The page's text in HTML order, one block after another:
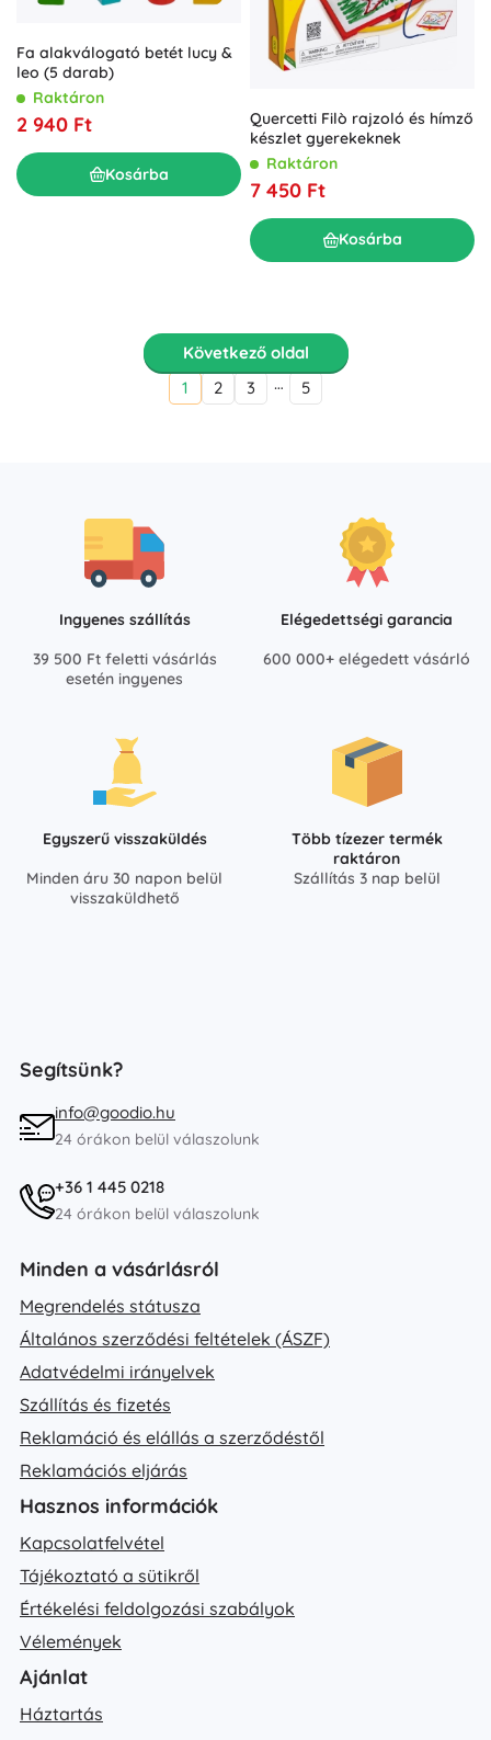
Fa alakválogató betét lucy &
leo (5 darab)
Raktáron
2 940 Ft
Kosárba
Quercetti Filò rajzoló és hímző
készlet gyerekeknek
Raktáron
7 450 Ft
Kosárba
Következő oldal
1
2 3 … 5
Ingyenes szállítás
39 500 Ft feletti vásárlás
esetén ingyenes
Elégedettségi garancia
600 000+ elégedett vásárló
Egyszerű visszaküldés
Minden áru 30 napon belül
visszaküldhető
Több tízezer termék
raktáron
Szállítás 3 nap belül
Segítsünk?
info@goodio.hu
24 órákon belül válaszolunk
+36 1 445 0218
24 órákon belül válaszolunk
Minden a vásárlásról
Megrendelés státusza
Általános szerződési feltételek (ÁSZF)
Adatvédelmi irányelvek
Szállítás és fizetés
Reklamáció és elállás a szerződéstől
Reklamációs eljárás
Hasznos információk
Kapcsolatfelvétel
Tájékoztató a sütikről
Értékelési feldolgozási szabályok
Vélemények
Ajánlat
Háztartás